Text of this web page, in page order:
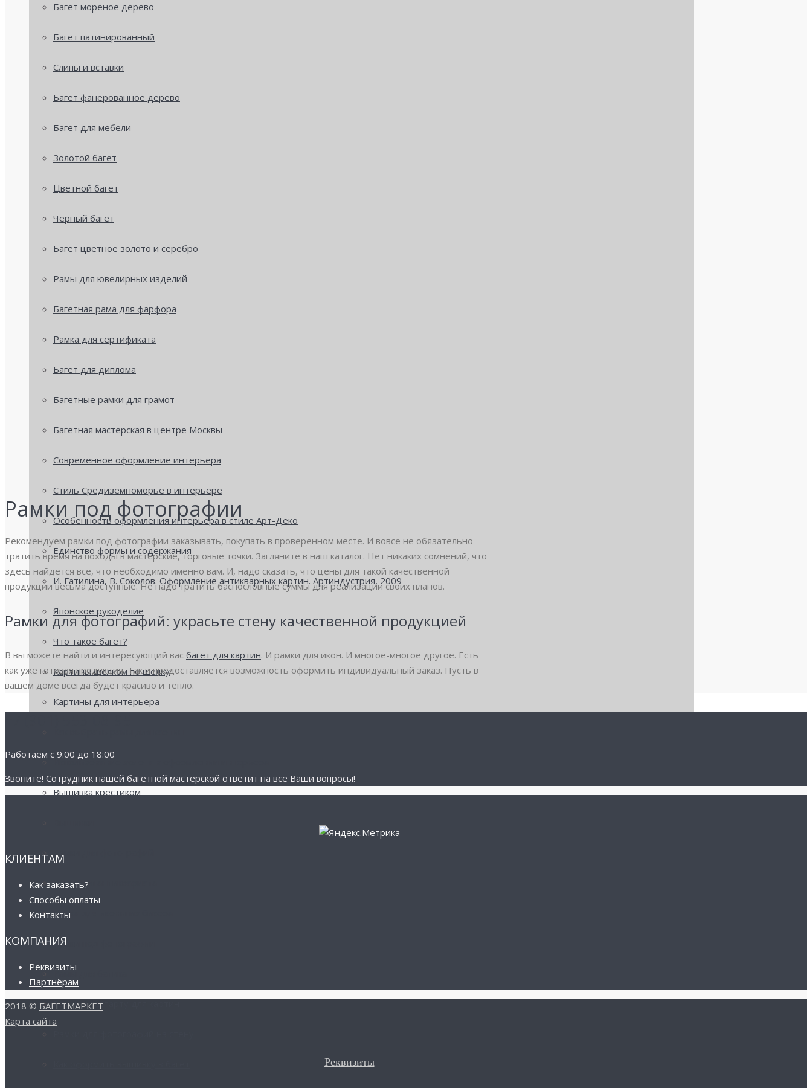
Багет мореное дерево
Багет патинированный
Слипы и вставки
Багет фанерованное дерево
Багет для мебели
Золотой багет
Цветной багет
Черный багет
Багет цветное золото и серебро
Рамы для ювелирных изделий
Багетная рама для фарфора
Рамка для сертификата
Багет для диплома
Багетные рамки для грамот
Багетная мастерская в центре Москвы
Современное оформление интерьера
Стиль Средиземноморье в интерьере
Особенность оформления интерьера в стиле Арт-Деко
Единство формы и содержания
И. Гатилина, В. Соколов. Оформление антикварных картин. Артиндустрия, 2009
Японское рукоделие
Что такое багет?
Картины шелком по шелку
Картины для интерьера
Использование золота в оформлении интерьера
Вышивка крестиком
Рамки для фотографий
Рамы для антиквариата
Рамка для иконы из бисера
Рамки под фотографии
Рамы для батика
Рамки и паспарту для картин
Рамки под фотографии
Рекомендуем рамки под фотографии заказывать, покупать в проверенном месте. И вовсе не обязательно
тратить время на походы в мастерские, торговые точки. Загляните в наш каталог. Нет никаких сомнений, что
здесь найдется все, что необходимо именно вам. И, надо сказать, что цены для такой качественной
продукции весьма доступные. Не надо тратить баснословные суммы для реализации своих планов.
Рамки для фотографий: украсьте стену качественной продукцией
В вы можете найти и интересующий вас багет для картин. И рамки для икон. И многое-многое другое. Есть
как уже готовая продукция. Так и предоставляется возможность оформить индивидуальный заказ. Пусть в
вашем доме всегда будет красиво и тепло.
Работаем с 9:00 до 18:00
Звоните! Cотрудник нашей багетной мастерской ответит на все Ваши вопросы!
КЛИЕНТАМ
Как заказать?
Способы оплаты
Контакты
КОМПАНИЯ
Реквизиты
Партнёрам
2018 © БАГЕТМАРКЕТ
Карта сайта
Реквизиты